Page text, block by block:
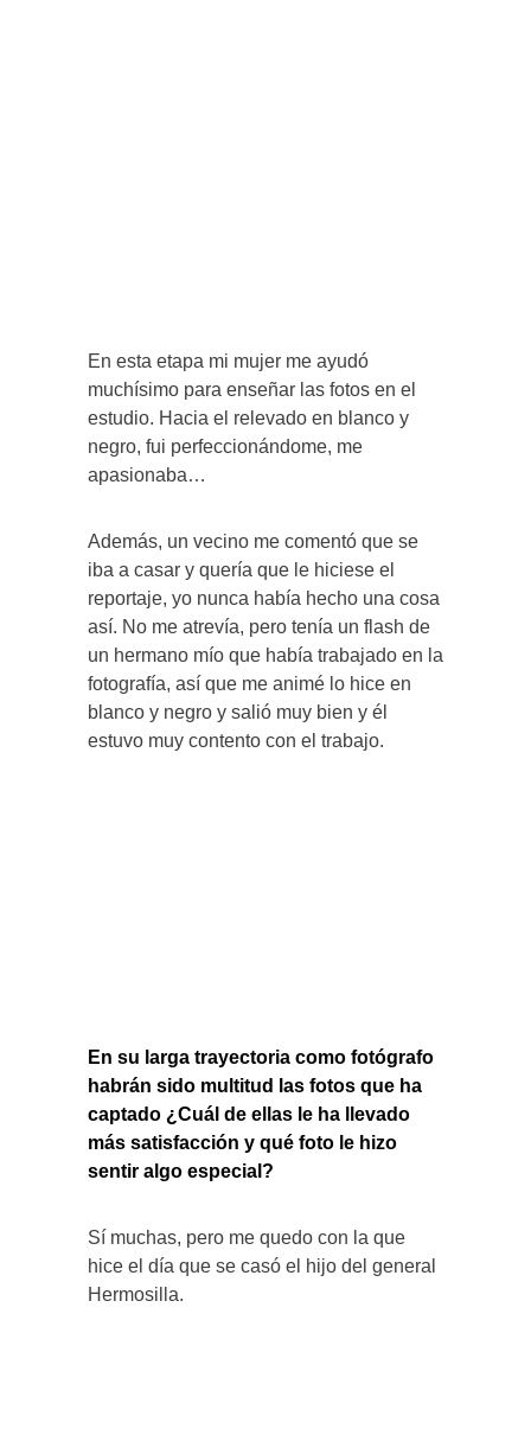
En esta etapa mi mujer me ayudó
muchísimo para enseñar las fotos en el
estudio. Hacia el relevado en blanco y
negro, fui perfeccionándome, me
apasionaba…
Además, un vecino me comentó que se
iba a casar y quería que le hiciese el
reportaje, yo nunca había hecho una cosa
así. No me atrevía, pero tenía un flash de
un hermano mío que había trabajado en la
fotografía, así que me animé lo hice en
blanco y negro y salió muy bien y él
estuvo muy contento con el trabajo.
En su larga trayectoria como fotógrafo
habrán sido multitud las fotos que ha
captado ¿Cuál de ellas le ha llevado
más satisfacción y qué foto le hizo
sentir algo especial?
Sí muchas, pero me quedo con la que
hice el día que se casó el hijo del general
Hermosilla.